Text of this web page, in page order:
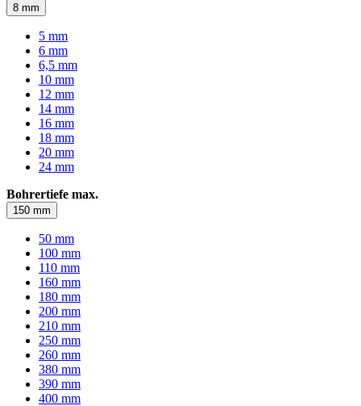
8 mm
5 mm
6 mm
6,5 mm
10 mm
12 mm
14 mm
16 mm
18 mm
20 mm
24 mm
Bohrertiefe max.
150 mm
50 mm
100 mm
110 mm
160 mm
180 mm
200 mm
210 mm
250 mm
260 mm
380 mm
390 mm
400 mm